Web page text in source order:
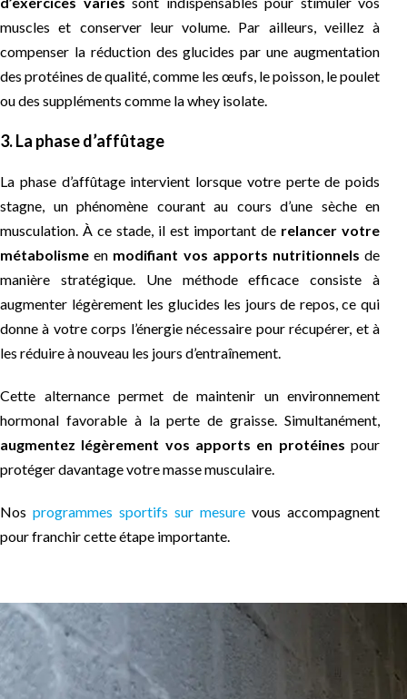
muscles et conserver leur volume. Par ailleurs, veillez à
compenser la réduction des glucides par une augmentation
des protéines de qualité, comme les œufs, le poisson, le poulet
ou des suppléments comme la whey isolate.
3. La phase d’affûtage
La phase d’affûtage intervient lorsque votre perte de poids
stagne, un phénomène courant au cours d’une sèche en
musculation. À ce stade, il est important de relancer votre
métabolisme en modifiant vos apports nutritionnels de
manière stratégique. Une méthode efficace consiste à
augmenter légèrement les glucides les jours de repos, ce qui
donne à votre corps l’énergie nécessaire pour récupérer, et à
les réduire à nouveau les jours d’entraînement.
Cette alternance permet de maintenir un environnement
hormonal favorable à la perte de graisse. Simultanément,
augmentez légèrement vos apports en protéines pour
protéger davantage votre masse musculaire.
Nos programmes sportifs sur mesure vous accompagnent
pour franchir cette étape importante.